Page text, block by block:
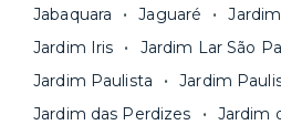
inclusos e solicite suporte e
nossa equipe via app.
Seja uma mala ou um
só levar as suas coisas e
documentação pelo site da
contrato na tela do seu
Simples, seguro e sem
Jabaquara
Jaguaré
Jardim Iris
Jardim Lar São
Jardim Paulista
Jardim
Jardim das Perdizes
Jardim